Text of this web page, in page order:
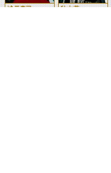
城戸真司 秋山蓮